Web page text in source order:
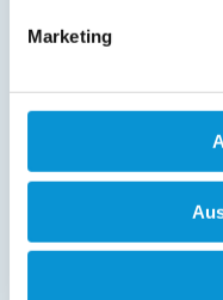
Marketing
entgegenstehen. Die
gegenüber Ostsee-
Ihnen ein